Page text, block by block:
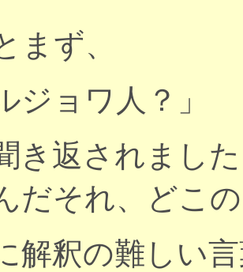
まず、
ジョワ人？」
き返されまし
だそれ、どこ
解釈の難しい